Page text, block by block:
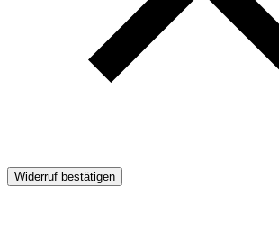
Widerruf bestätigen